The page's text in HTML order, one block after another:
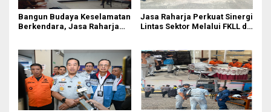
Bangun Budaya Keselamatan
Berkendara, Jasa Raharja
Jasa Raharja Perkuat Sinergi
Lintas Sektor Melalui FKLL di